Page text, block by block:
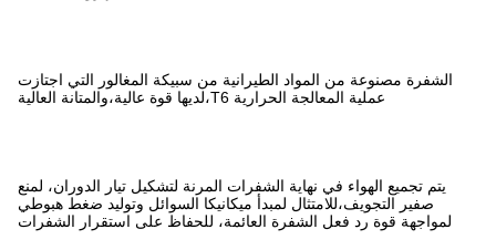
من سبيكة المغالور التي اجتازت
المرنة لتشكيل تيار الدوران، لمنع
ميكانيكا السوائل وتوليد ضغط هبوطي
للحفاظ على استقرار الشفرات